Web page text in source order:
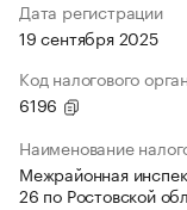
Дата регистрации
19 сентября 2025
Код налогового
6196
Наименование
Межрайонная
26 по Ростовской